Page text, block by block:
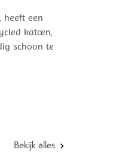
heeft een
katoen,
schoon te
Bekijk alles